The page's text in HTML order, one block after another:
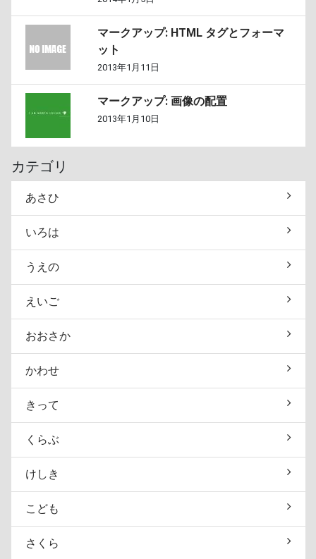
マークアップ: HTML タグとフォーマ
ット
2013年1月11日
マークアップ: 画像の配置
2013年1月10日
カテゴリ
あさひ
いろは
うえの
えいご
おおさか
かわせ
きって
くらぶ
けしき
こども
さくら